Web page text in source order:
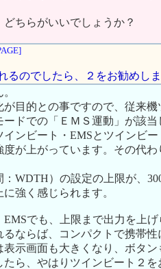
ちらがいいでしょうか？
るのでしたら、２をお勧めし
が目的との事ですので、従来
ードでの「ＥＭＳ運動」が該当
インビート・EMSとツインビ
度が上がっています。その代
WDTH）の設定の上限が、
強く感じられます。
でも、上限まで出力を上
るならば、コンパクトで携帯
示画面も大きくなり、ボタ
たら、やはりツインビート２